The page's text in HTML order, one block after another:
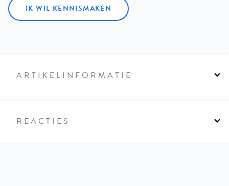
IK WIL KENNISMAKEN
ARTIKELINFORMATIE
REACTIES